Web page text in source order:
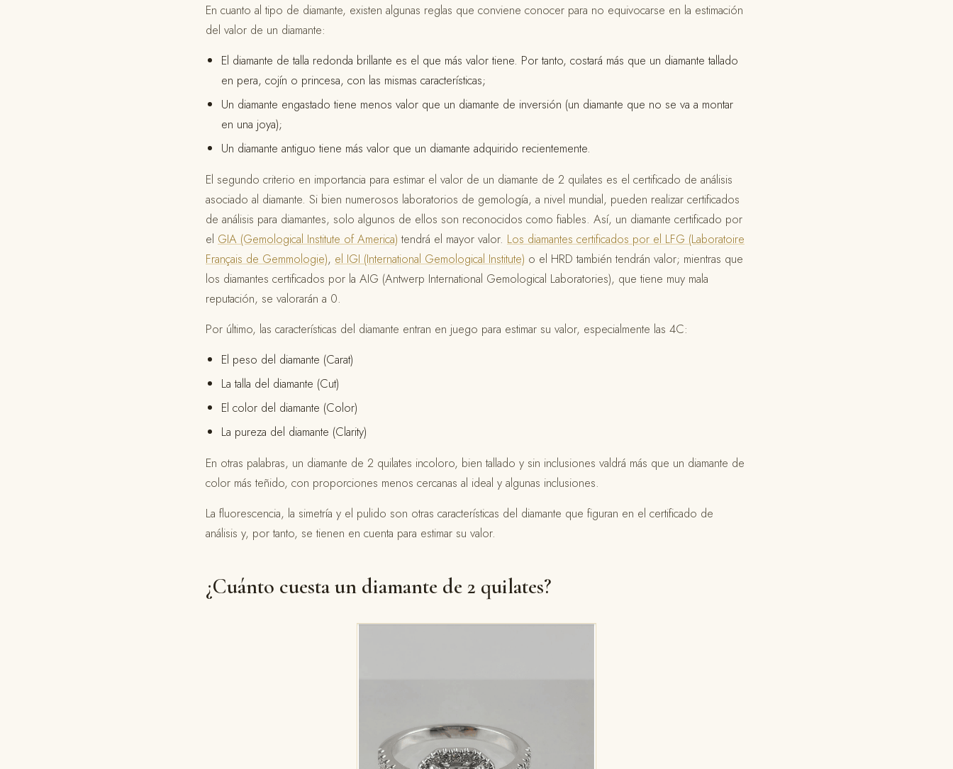
En cuanto al tipo de diamante, existen algunas reglas que conviene conocer para no equivocarse en la estimación
del valor de un diamante:
El diamante de talla redonda brillante es el que más valor tiene. Por tanto, costará más que un diamante tallado
en pera, cojín o princesa, con las mismas características;
Un diamante engastado tiene menos valor que un diamante de inversión (un diamante que no se va a montar
en una joya);
Un diamante antiguo tiene más valor que un diamante adquirido recientemente.
El segundo criterio en importancia para estimar el valor de un diamante de 2 quilates es el certificado de análisis
asociado al diamante. Si bien numerosos laboratorios de gemología, a nivel mundial, pueden realizar certificados
de análisis para diamantes, solo algunos de ellos son reconocidos como fiables. Así, un diamante certificado por
el GIA (Gemological Institute of America) tendrá el mayor valor. Los diamantes certificados por el LFG (Laboratoire
Français de Gemmologie), el IGI (International Gemological Institute) o el HRD también tendrán valor; mientras que
los diamantes certificados por la AIG (Antwerp International Gemological Laboratories), que tiene muy mala
reputación, se valorarán a 0.
Por último, las características del diamante entran en juego para estimar su valor, especialmente las 4C:
El peso del diamante (Carat)
La talla del diamante (Cut)
El color del diamante (Color)
La pureza del diamante (Clarity)
En otras palabras, un diamante de 2 quilates incoloro, bien tallado y sin inclusiones valdrá más que un diamante de
color más teñido, con proporciones menos cercanas al ideal y algunas inclusiones.
La fluorescencia, la simetría y el pulido son otras características del diamante que figuran en el certificado de
análisis y, por tanto, se tienen en cuenta para estimar su valor.
¿Cuánto cuesta un diamante de 2 quilates?